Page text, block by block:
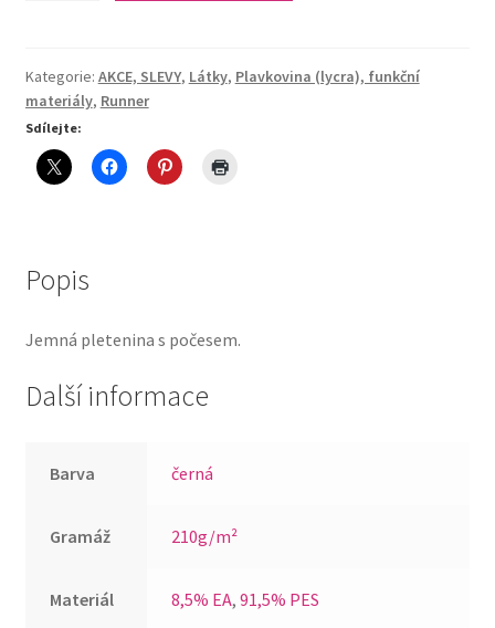
počesem
quantity
Kategorie: AKCE, SLEVY, Látky, Plavkovina (lycra), funkční
materiály, Runner
Sdílejte:
Popis
Jemná pletenina s počesem.
Další informace
Barva černá
Gramáž 210g/m²
Materiál 8,5% EA,91,5% PES